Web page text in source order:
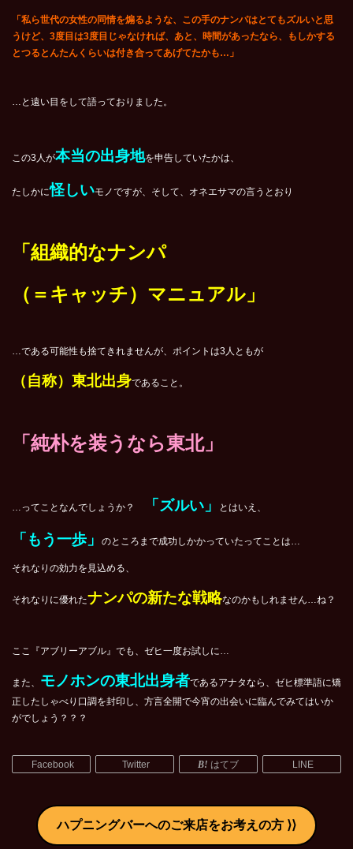
「私ら世代の女性の同情を煽るような、この手のナンパはとてもズルいと思
うけど、3度目は3度目じゃなければ、あと、時間があったなら、もしかする
とつるとんたんくらいは付き合ってあげてたかも…」
…と遠い目をして語っておりました。
この3人が本当の出身地を申告していたかは、
たしかに怪しいモノですが、そして、オネエサマの言うとおり
「組織的なナンパ
（＝キャッチ）マニュアル」
…である可能性も捨てきれませんが、ポイントは3人ともが
（自称）東北出身であること。
「純朴を装うなら東北」
…ってことなんでしょうか？ 「ズルい」 とはいえ、
「もう一歩」 のところまで成功しかかっていたってことは…
それなりの効力を見込める、
それなりに優れたナンパの新たな戦略なのかもしれません…ね？
ここ『アブリーアブル』でも、ゼヒ一度お試しに…
また、 モノホンの東北出身者であるアナタなら、ゼヒ標準語に矯
正したしゃべり口調を封印し、方言全開で今宵の出会いに臨んでみてはいか
がでしょう？？？
Facebook Twitter はてブ LINE
ハプニングバーへのご来店をお考えの方